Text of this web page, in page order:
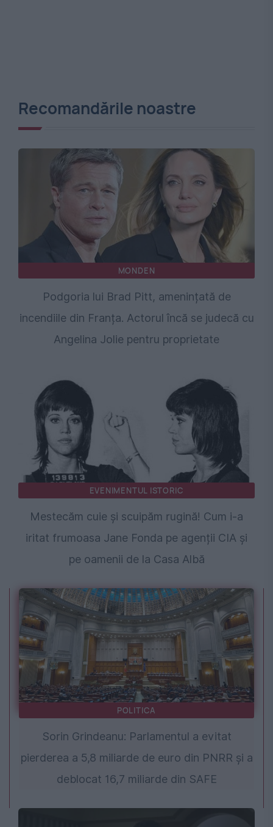
Recomandările noastre
MONDEN
Podgoria lui Brad Pitt, amenințată de
incendiile din Franța. Actorul încă se judecă cu
Angelina Jolie pentru proprietate
EVENIMENTUL ISTORIC
Mestecăm cuie și scuipăm rugină! Cum i-a
iritat frumoasa Jane Fonda pe agenții CIA și
pe oamenii de la Casa Albă
POLITICA
Sorin Grindeanu: Parlamentul a evitat
pierderea a 5,8 miliarde de euro din PNRR și a
deblocat 16,7 miliarde din SAFE